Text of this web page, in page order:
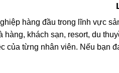
hàng đầu trong lĩnh vực
hàng, khách sạn, resort, du
của từng nhân viên. Nếu bạn